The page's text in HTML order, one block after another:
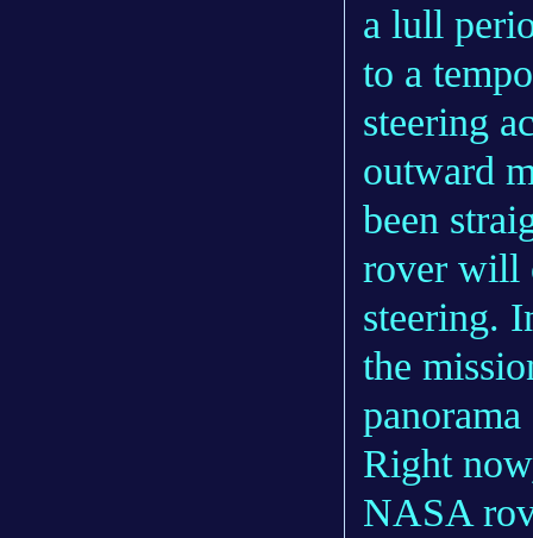
a lull
to a
steering
outward
been
rover will
steering.
the
Right
NASA